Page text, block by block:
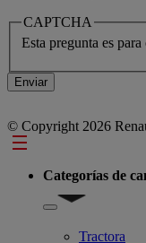
CAPTCHA
Esta pregunta es
© Copyright 2026
Footer
Categorías de
Show submenu
Tractora